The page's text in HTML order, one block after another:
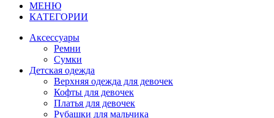
МЕНЮ
КАТЕГОРИИ
Аксессуары
Ремни
Сумки
Детская одежда
Верхняя одежда для девочек
Кофты для девочек
Платья для девочек
Рубашки для мальчика